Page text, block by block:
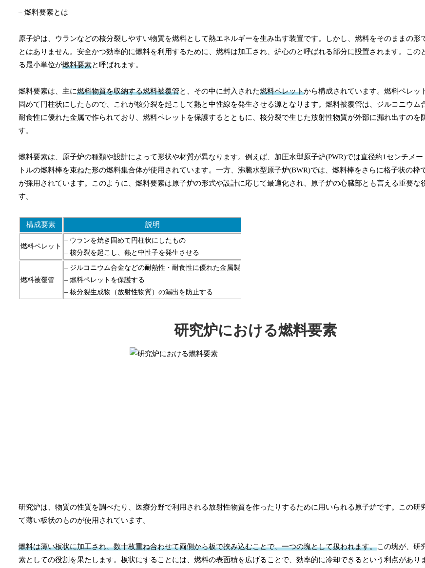
– 燃料要素とは
原子炉は、ウランなどの核分裂しやすい物質を燃料として熱エネルギーを生み出す装置です。しかし、燃料をそのままの形
とはありません。安全かつ効率的に燃料を利用するために、燃料は加工され、炉心のと呼ばれる部分に設置されます。この
る最小単位が燃料要素と呼ばれます。
燃料要素は、主に燃料物質を収納する燃料被覆管と、その中に封入された燃料ペレットから構成されています。燃料ペレッ
固めて円柱状にしたもので、これが核分裂を起こして熱と中性線を発生させる源となります。燃料被覆管は、ジルコニウム
耐食性に優れた金属で作られており、燃料ペレットを保護するとともに、核分裂で生じた放射性物質が外部に漏れ出すのを
す。
燃料要素は、原子炉の種類や設計によって形状や材質が異なります。例えば、加圧水型原子炉(PWR)では直径約1センチメ
トルの燃料棒を束ねた形の燃料集合体が使用されています。一方、沸騰水型原子炉(BWR)では、燃料棒をさらに格子状の枠
が採用されています。このように、燃料要素は原子炉の形式や設計に応じて最適化され、原子炉の心臓部とも言える重要な
す。
構成要素 説明
燃料ペレット
– ウランを焼き固めて円柱状にしたもの
– 核分裂を起こし、熱と中性子を発生させる
燃料被覆管
– ジルコニウム合金などの耐熱性・耐食性に優れた金属製
– 燃料ペレットを保護する
– 核分裂生成物（放射性物質）の漏出を防止する
研究炉における燃料要素
研究炉は、物質の性質を調べたり、医療分野で利用される放射性物質を作ったりするために用いられる原子炉です。この研
て薄い板状のものが使用されています。
燃料は薄い板状に加工され、数十枚重ね合わせて両側から板で挟み込むことで、一つの塊として扱われます。この塊が、研
素としての役割を果たします。板状にすることには、燃料の表面積を広げることで、効率的に冷却できるという利点があり